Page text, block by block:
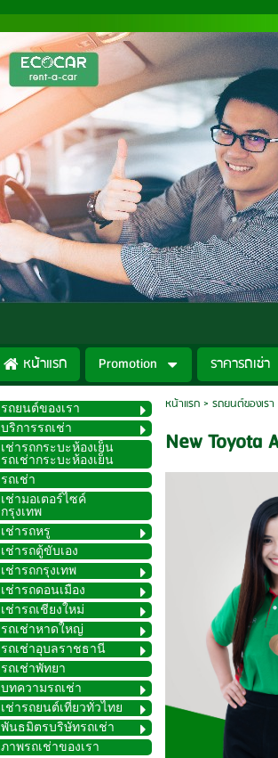
หน้าแรก Promotion ราคารถเช่า
รถยนต์ของเรา
บริการรถเช่า
เช่ารถกระบะห้องเย็น
รถเช่ากระบะห้องเย็น
รถเช่า
เช่ามอเตอร์ไซค์
กรุงเทพ
เช่ารถหรู
เช่ารถตู้ขับเอง
เช่ารถกรุงเทพ
เช่ารถดอนเมือง
เช่ารถเชียงใหม่
รถเช่าหาดใหญ่
รถเช่าอุบลราชธานี
รถเช่าพัทยา
บทความรถเช่า
เช่ารถยนต์เที่ยวทั่วไทย
พันธมิตรบริษัทรถเช่า
ภาพรถเช่าของเรา
หน้าแรก> รถยนต์ของเรา
New Toyota